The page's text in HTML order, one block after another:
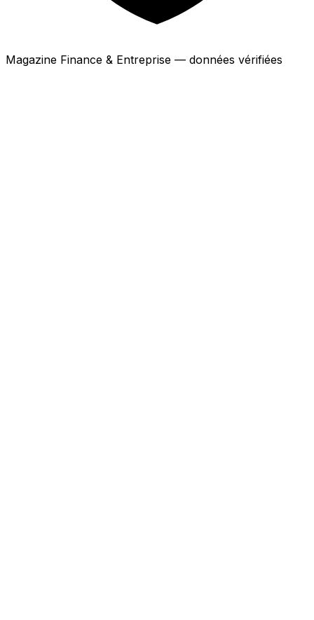
Magazine Finance & Entreprise — données vérifiées